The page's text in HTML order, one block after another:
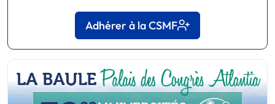
Adhérer à la CSMF